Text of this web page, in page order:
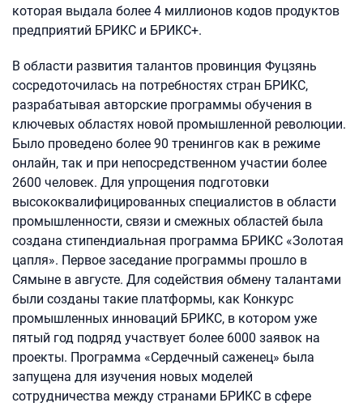
которая выдала более 4 миллионов кодов продуктов
предприятий БРИКС и БРИКС+.
В области развития талантов провинция Фуцзянь
сосредоточилась на потребностях стран БРИКС,
разрабатывая авторские программы обучения в
ключевых областях новой промышленной революции.
Было проведено более 90 тренингов как в режиме
онлайн, так и при непосредственном участии более
2600 человек. Для упрощения подготовки
высококвалифицированных специалистов в области
промышленности, связи и смежных областей была
создана стипендиальная программа БРИКС «Золотая
цапля». Первое заседание программы прошло в
Сямыне в августе. Для содействия обмену талантами
были созданы такие платформы, как Конкурс
промышленных инноваций БРИКС, в котором уже
пятый год подряд участвует более 6000 заявок на
проекты. Программа «Сердечный саженец» была
запущена для изучения новых моделей
сотрудничества между странами БРИКС в сфере